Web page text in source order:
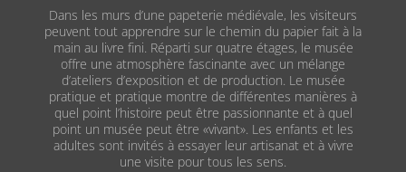
Dans les murs d’une papeterie médiévale, les visiteurs
peuvent tout apprendre sur le chemin du papier fait à la
main au livre fini. Réparti sur quatre étages, le musée
offre une atmosphère fascinante avec un mélange
d’ateliers d’exposition et de production. Le musée
pratique et pratique montre de différentes manières à
quel point l’histoire peut être passionnante et à quel
point un musée peut être «vivant». Les enfants et les
adultes sont invités à essayer leur artisanat et à vivre
une visite pour tous les sens.